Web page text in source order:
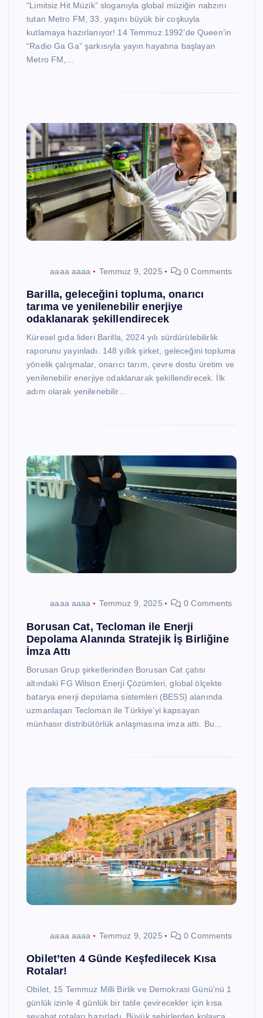
“Limitsiz Hit Müzik” sloganıyla global müziğin nabzını
tutan Metro FM, 33. yaşını büyük bir coşkuyla
kutlamaya hazırlanıyor! 14 Temmuz 1992’de Queen’in
“Radio Ga Ga” şarkısıyla yayın hayatına başlayan
Metro FM,…
aaaa aaaa Temmuz 9, 2025 0 Comments
Barilla, geleceğini topluma, onarıcı
tarıma ve yenilenebilir enerjiye
odaklanarak şekillendirecek
Küresel gıda lideri Barilla, 2024 yılı sürdürülebilirlik
raporunu yayınladı. 148 yıllık şirket, geleceğini topluma
yönelik çalışmalar, onarıcı tarım, çevre dostu üretim ve
yenilenebilir enerjiye odaklanarak şekillendirecek. İlk
adım olarak yenilenebilir…
aaaa aaaa Temmuz 9, 2025 0 Comments
Borusan Cat, Tecloman ile Enerji
Depolama Alanında Stratejik İş Birliğine
İmza Attı
Borusan Grup şirketlerinden Borusan Cat çatısı
altındaki FG Wilson Enerji Çözümleri, global ölçekte
batarya enerji depolama sistemleri (BESS) alanında
uzmanlaşan Tecloman ile Türkiye’yi kapsayan
münhasır distribütörlük anlaşmasına imza attı. Bu…
aaaa aaaa Temmuz 9, 2025 0 Comments
Obilet’ten 4 Günde Keşfedilecek Kısa
Rotalar!
Obilet, 15 Temmuz Milli Birlik ve Demokrasi Günü’nü 1
günlük izinle 4 günlük bir tatile çevirecekler için kısa